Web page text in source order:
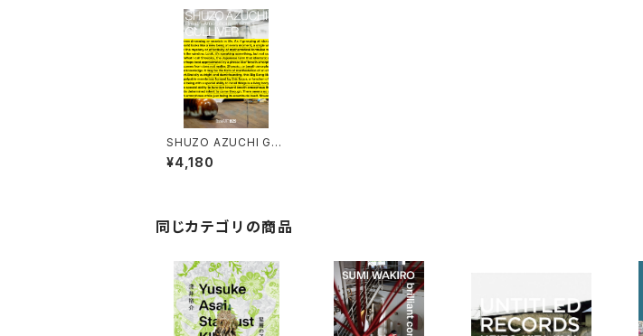
SHUZO AZUCHI GU
LLIVER 「Breath Amo
rphous：消息の将来」
¥4,180
同じカテゴリの商品